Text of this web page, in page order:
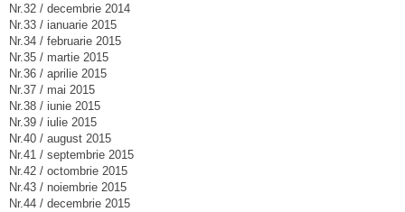
Nr.32 / decembrie 2014
Nr.33 / ianuarie 2015
Nr.34 / februarie 2015
Nr.35 / martie 2015
Nr.36 / aprilie 2015
Nr.37 / mai 2015
Nr.38 / iunie 2015
Nr.39 / iulie 2015
Nr.40 / august 2015
Nr.41 / septembrie 2015
Nr.42 / octombrie 2015
Nr.43 / noiembrie 2015
Nr.44 / decembrie 2015